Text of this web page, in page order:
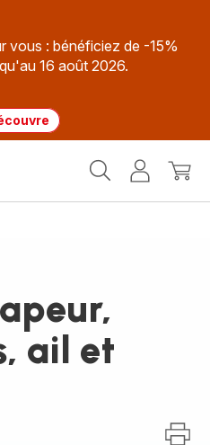
vous : bénéficiez de -15%
16 août 2026.
MonMon
ail et